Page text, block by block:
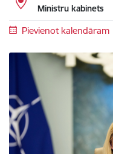
Ministru kabinets
Pievienot kalendāram